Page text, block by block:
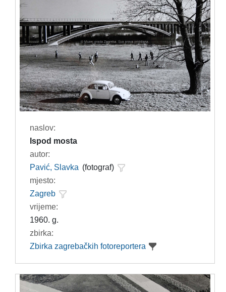
naslov:
Ispod mosta
autor:
Pavić, Slavka (fotograf)
mjesto:
Zagreb
vrijeme:
1960. g.
zbirka:
Zbirka zagrebačkih fotoreportera